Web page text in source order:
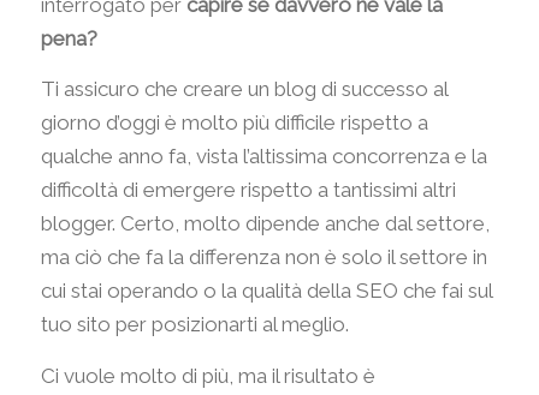
pena?
Ti assicuro che creare un blog di successo al
giorno d’oggi è molto più difficile rispetto a
qualche anno fa, vista l’altissima concorrenza e la
difficoltà di emergere rispetto a tantissimi altri
blogger. Certo, molto dipende anche dal settore,
ma ciò che fa la differenza non è solo il settore in
cui stai operando o la qualità della SEO che fai sul
tuo sito per posizionarti al meglio.
Ci vuole molto di più, ma il risultato è